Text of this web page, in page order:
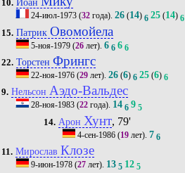
10.
24-июл-1973(32года). 26(14) 6 25(14) 6
15. Патрик Овомойела
5-ноя-1979(26лет). 6 6 6 6
22. Торстен Фрингс
22-ноя-1976(29лет). 26(6) 6 25(6) 6
9. Нельсон Аэдо-Вальдес
28-ноя-1983(22года). 14 6 9 5
14. Арон Хунт, 79'
4-сен-1986 (19 лет).7 6
11. Мирослав Клозе
9-июн-1978(27лет). 13 5 12 5